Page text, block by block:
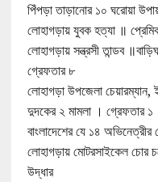
পিঁপড়া তাড়ানোর ১০ ঘরোয়া
লোহাগড়ায় যুবক হত্যা ॥
লোহাগড়ায় সন্ত্রসী তান্ডব
গ্রেফতার ৮
লোহাগড়া উপজেলা
দুদকের ২ মামলা । গ্রেফতার ১
বাংলাদেশের যে ১৪
লোহাগড়ায় মোটরসাইকেল
উদ্ধার